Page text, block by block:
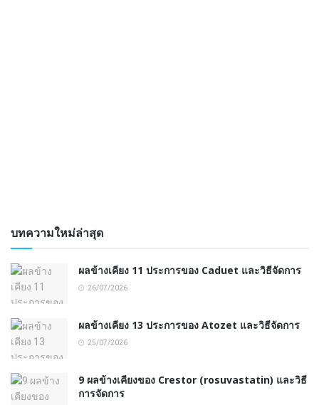
บทความใหม่ล่าสุด
ผลข้างเคียง 11 ประการของ Caduet และวิธีจัดการ
26/07/2026
ผลข้างเคียง 13 ประการของ Atozet และวิธีจัดการ
25/07/2026
9 ผลข้างเคียงของ Crestor (rosuvastatin) และวิธี
การจัดการ